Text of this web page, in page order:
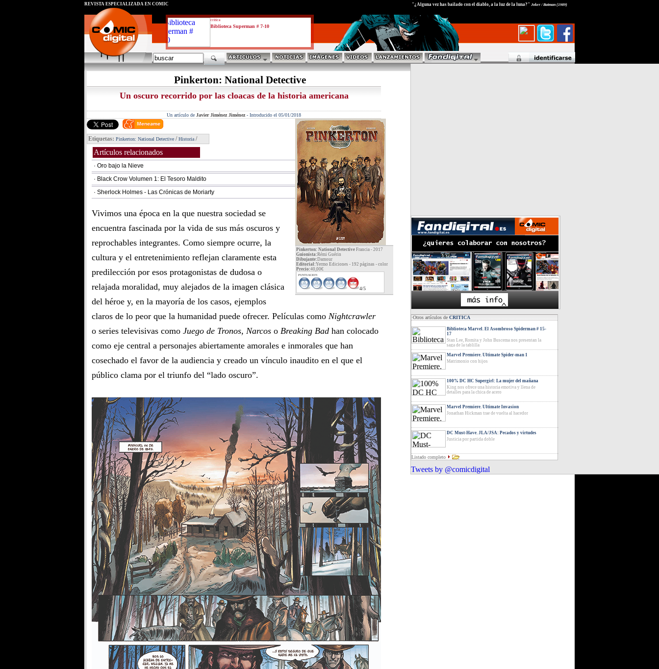
critica
Biblioteca Superman # 7-10
REVISTA ESPECIALIZADA EN CÓMIC "¿Alguna vez has bailado con el diablo, a la luz de la luna?" Joker / Batman (1989)
Pinkerton: National Detective
Un oscuro recorrido por las cloacas de la historia americana
Un artículo de Javier Jiménez Jiménez- Introducido el 05/01/2018
Pinkerton: National Detective Francia - 2017
Guionista:Rémi Guérin
Dibujante:Damour
Editorial:Yermo Ediciones - 192 páginas - color
Precio:40,00€
PUNTUACION
4/5
Etiquetas: Pinkerton: National Detective /Historia /
Artículos relacionados
· Oro bajo la Nieve
· Black Crow Volumen 1: El Tesoro Maldito
· Sherlock Holmes - Las Crónicas de Moriarty
Vivimos una época en la que nuestra sociedad se
encuentra fascinada por la vida de sus más oscuros y
reprochables integrantes. Como siempre ocurre, la
cultura y el entretenimiento reflejan claramente esta
predilección por esos protagonistas de dudosa o
relajada moralidad, muy alejados de la imagen clásica
del héroe y, en la mayoría de los casos, ejemplos
claros de lo peor que la humanidad puede ofrecer. Películas como Nightcrawler
o series televisivas como Juego de Tronos, Narcos o Breaking Bad han colocado
como eje central a personajes abiertamente amorales e inmorales que han
cosechado el favor de la audiencia y creado un vínculo inaudito en el que el
público clama por el triunfo del “lado oscuro”.
·Otros artículos deCRITICA
Biblioteca Marvel. El Asombroso Spiderman # 15-
17
Stan Lee, Romita y John Buscema nos presentan la
saga de la tablilla
Marvel Premiere. Ultimate Spider-man 1
Matrimonio con hijos
100% DC HC Supergirl: La mujer del mañana
King nos ofrece una historia emotiva y llena de
detalles para la chica de acero
Marvel Premiere. Ultimate Invasion
Jonathan Hickman trae de vuelta al hacedor
DC Must-Have. JLA/JSA: Pecados y virtudes
Justicia por partida doble
Listado completo
Tweets by @comicdigital